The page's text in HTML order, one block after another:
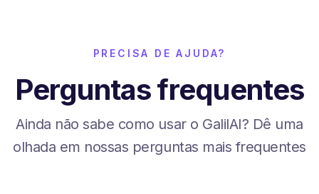
PRECISA DE AJUDA?
Perguntas frequentes
Ainda não sabe como usar o GalilAI? Dê uma
olhada em nossas perguntas mais frequentes